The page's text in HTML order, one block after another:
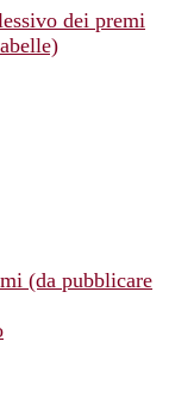
dei premi
(da pubblicare